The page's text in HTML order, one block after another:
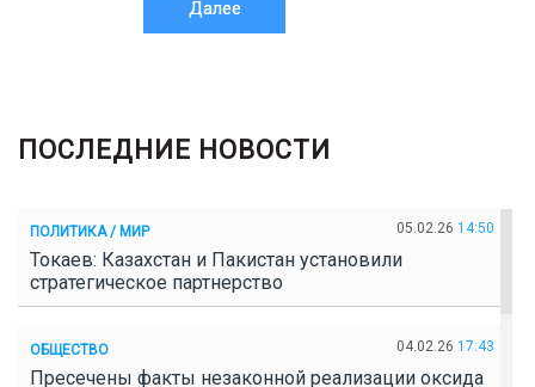
Далее
ПОСЛЕДНИЕ НОВОСТИ
ПОЛИТИКА / МИР 05.02.26 14:50
Токаев: Казахстан и Пакистан установили
стратегическое партнерство
ОБЩЕСТВО 04.02.26 17:43
Пресечены факты незаконной реализации оксида